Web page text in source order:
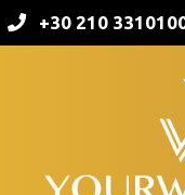
+30 210